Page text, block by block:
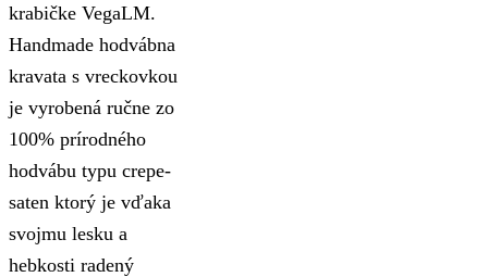
krabičke VegaLM.
Handmade hodvábna
kravata s vreckovkou
je vyrobená ručne zo
100% prírodného
hodvábu typu crepe-
saten ktorý je vďaka
svojmu lesku a
hebkosti radený